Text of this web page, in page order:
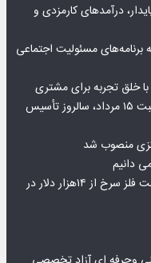
درآمدهای کارمزدی و
میلیارد تومان به برنامه‌های مسئولیت اجتماعی
با خلق تجربه برای مشتری
پیام مدیرعامل بانک توسعه تعاون به مناسبت ۱۵ مرداد، سالروز تأسیس
منصوب شد
دانیم
تداوم صعود مس در بازارهای جهانی؛ قیمت فلز سرخ از ۱۴هزار دلار در